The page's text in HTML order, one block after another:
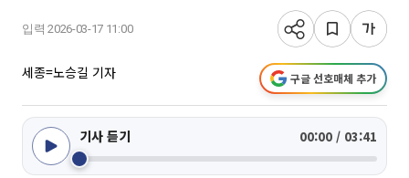
입력 2026-03-17 11:00
세종=노승길 기자 구글 선호매체 추가
기사 듣기 00:00 / 03:41